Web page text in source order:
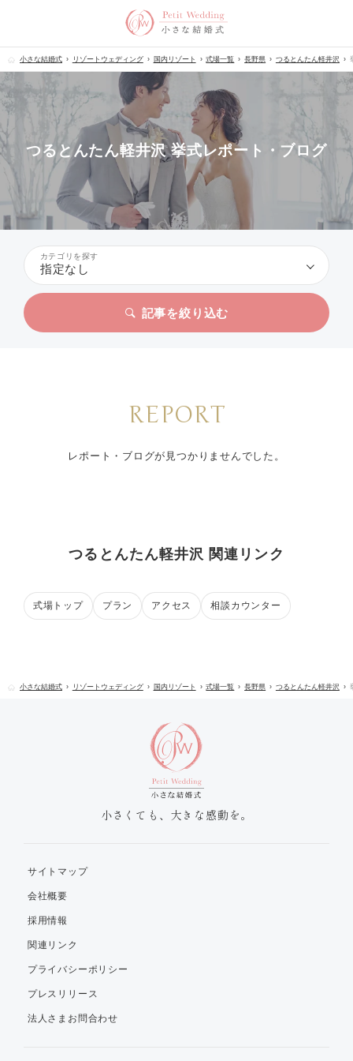
小さな結婚式 リゾートウェディング 国内リゾート 式場一覧 長野県 つるとんたん軽井沢
つるとんたん軽井沢 挙式レポート・ブログ
カテゴリを探す
指定なし
記事を絞り込む
REPORT
レポート・ブログが見つかりませんでした。
つるとんたん軽井沢 関連リンク
式場トップ プラン アクセス 相談カウンター
小さな結婚式 リゾートウェディング 国内リゾート 式場一覧 長野県 つるとんたん軽井沢
小さくても、大きな感動を。
サイトマップ
会社概要
採用情報
関連リンク
プライバシーポリシー
プレスリリース
法人さまお問合わせ